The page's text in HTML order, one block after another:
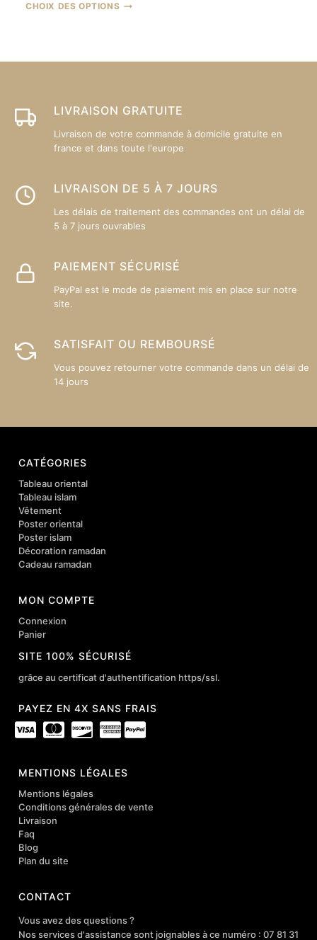
CHOIX DES OPTIONS
LIVRAISON GRATUITE
Livraison de votre commande à domicile gratuite en
france et dans toute l'europe
LIVRAISON DE 5 À 7 JOURS
Les délais de traitement des commandes ont un délai de
5 à 7 jours ouvrables
PAIEMENT SÉCURISÉ
PayPal est le mode de paiement mis en place sur notre
site.
SATISFAIT OU REMBOURSÉ
Vous pouvez retourner votre commande dans un délai de
14 jours
CATÉGORIES
Tableau oriental
Tableau islam
Vêtement
Poster oriental
Poster islam
Décoration ramadan
Cadeau ramadan
MON COMPTE
Connexion
Panier
SITE 100% SÉCURISÉ
grâce au certificat d'authentification https/ssl.
PAYEZ EN 4X SANS FRAIS
MENTIONS LÉGALES
Mentions légales
Conditions générales de vente
Livraison
Faq
Blog
Plan du site
CONTACT
Vous avez des questions ?
Nos services d'assistance sont joignables à ce numéro : 07 81 31